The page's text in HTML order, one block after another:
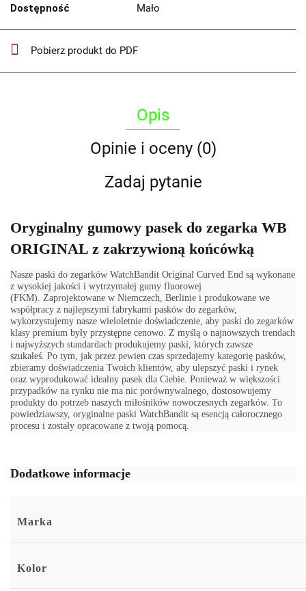
Dostępność Mało
Pobierz produkt do PDF
Opis
Opinie i oceny (0)
Zadaj pytanie
Oryginalny gumowy pasek do zegarka WB
ORIGINAL z zakrzywioną końcówką
Nasze paski do zegarków WatchBandit Original Curved End są wykonane
z wysokiej jakości i wytrzymałej gumy fluorowej
(FKM). Zaprojektowane w Niemczech, Berlinie i produkowane we
współpracy z najlepszymi fabrykami pasków do zegarków,
wykorzystujemy nasze wieloletnie doświadczenie, aby paski do zegarków
klasy premium były przystępne cenowo. Z myślą o najnowszych trendach
i najwyższych standardach produkujemy paski, których zawsze
szukałeś. Po tym, jak przez pewien czas sprzedajemy kategorię pasków,
zbieramy doświadczenia Twoich klientów, aby ulepszyć paski i rynek
oraz wyprodukować idealny pasek dla Ciebie. Ponieważ w większości
przypadków na rynku nie ma nic porównywalnego, dostosowujemy
produkty do potrzeb naszych miłośników nowoczesnych zegarków. To
powiedziawszy, oryginalne paski WatchBandit są esencją całorocznego
procesu i zostały opracowane z twoją pomocą.
Dodatkowe informacje
Marka
Kolor